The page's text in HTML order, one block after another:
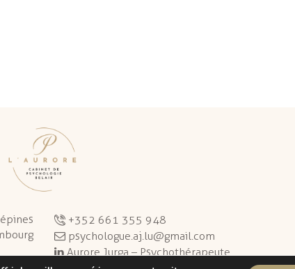
+352 661 355 948
psychologue.aj.lu@gmail.com
Aurore Jurga – Psychothérapeute